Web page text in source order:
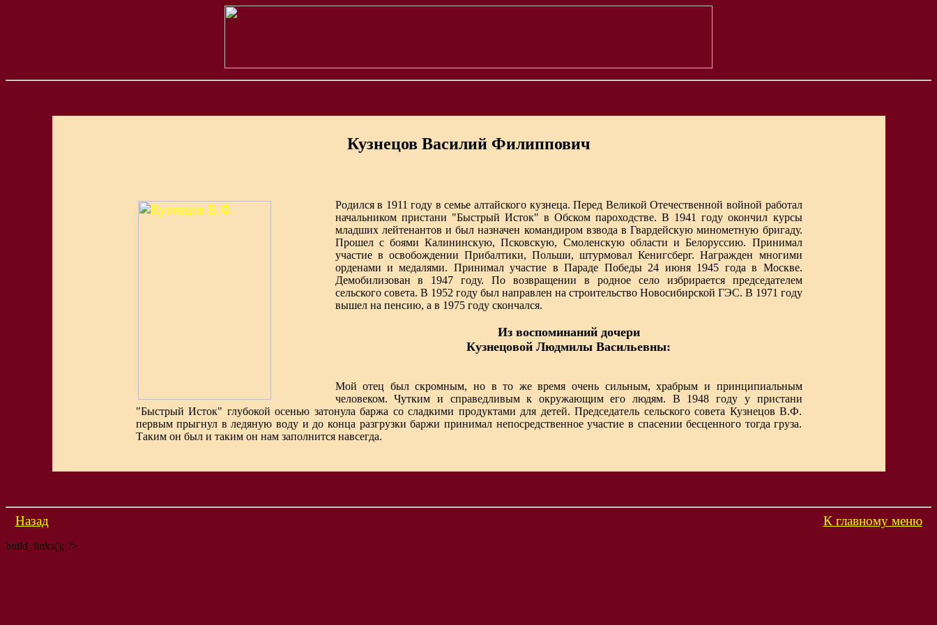
Кузнецов Василий Филиппович
Родился в 1911 году в семье алтайского кузнеца. Перед Великой Отечественной войной работал
начальником пристани "Быстрый Исток" в Обском пароходстве. В 1941 году окончил курсы
младших лейтенантов и был назначен командиром взвода в Гвардейскую минометную бригаду.
Прошел с боями Калининскую, Псковскую, Смоленскую области и Белоруссию. Принимал
участие в освобождении Прибалтики, Польши, штурмовал Кенигсберг. Награжден многими
орденами и медалями. Принимал участие в Параде Победы 24 июня 1945 года в Москве.
Демобилизован в 1947 году. По возвращении в родное село избрирается председателем
сельского совета. В 1952 году был направлен на строительство Новосибирской ГЭС. В 1971 году
вышел на пенсию, а в 1975 году скончался.
Из воспоминаний дочери
Кузнецовой Людмилы Васильевны:
Мой отец был скромным, но в то же время очень сильным, храбрым и принципиальным
человеком. Чутким и справедливым к окружающим его людям. В 1948 году у пристани
"Быстрый Исток" глубокой осенью затонула баржа со сладкими продуктами для детей. Председатель сельского совета Кузнецов В.Ф.
первым прыгнул в ледяную воду и до конца разгрузки баржи принимал непосредственное участие в спасении бесценного тогда груза.
Таким он был и таким он нам заполнится навсегда.
Назад К главному меню
build_links(); ?>